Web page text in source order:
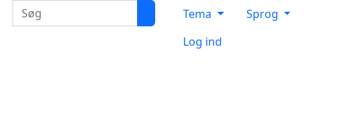
Søg Tema
Sprog
Log ind